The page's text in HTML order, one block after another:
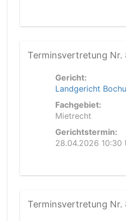
Terminsvertretung Nr.
Gericht:
Landgericht
Fachgebiet:
Mietrecht
Gerichtstermin:
28.04.2026 10:30
Terminsvertretung Nr.